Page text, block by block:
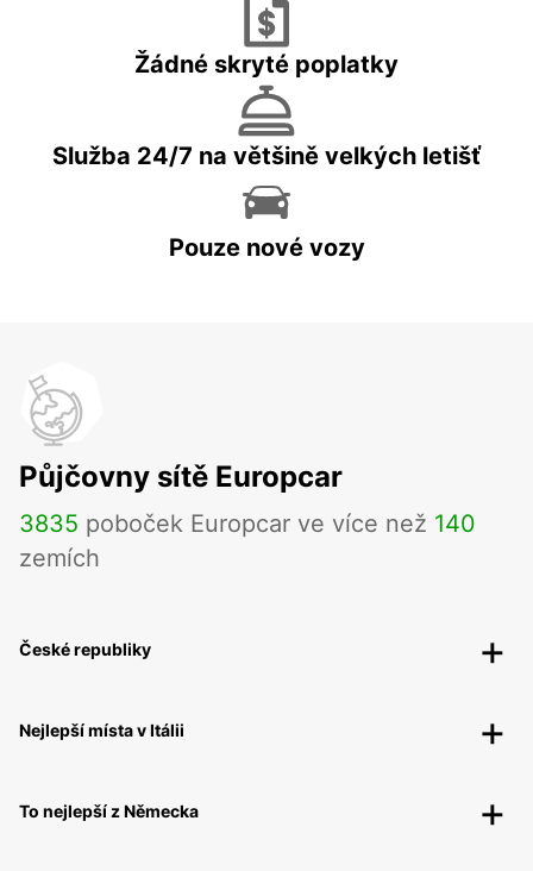
Žádné skryté poplatky
Služba 24/7 na většině velkých letišť
Pouze nové vozy
Půjčovny sítě Europcar
3835 poboček Europcar ve více než 140
zemích
České republiky
Nejlepší místa v Itálii
To nejlepší z Německa